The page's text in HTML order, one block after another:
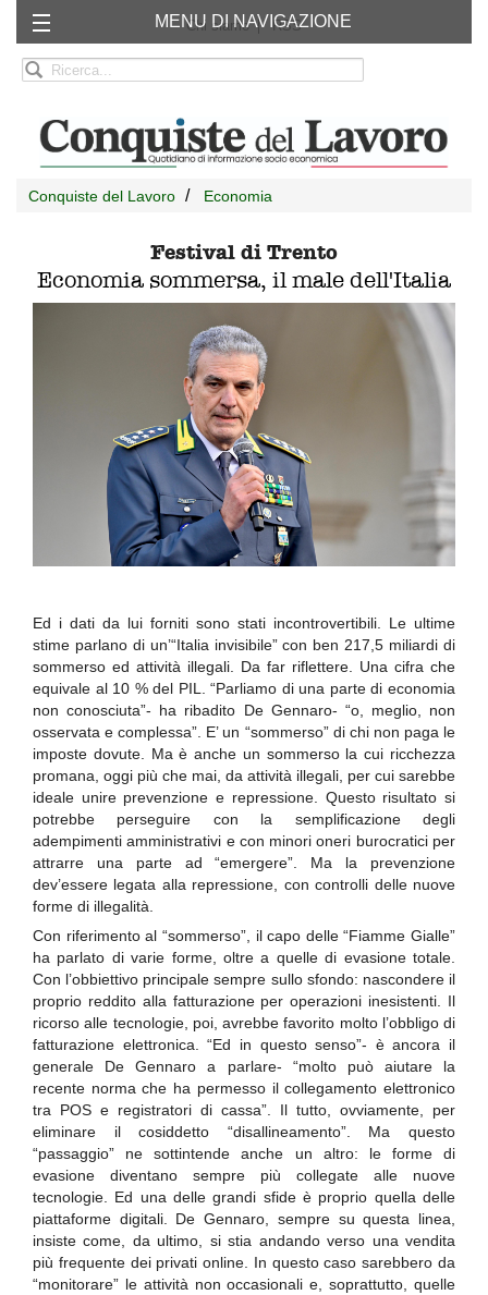
Chi siamo RSS
MENU DI NAVIGAZIONE
Conquiste del Lavoro Economia
Festival di Trento
Economia sommersa, il male dell'Italia
Ed i dati da lui forniti sono stati incontrovertibili. Le ultime
stime parlano di un’“Italia invisibile” con ben 217,5 miliardi di
sommerso ed attività illegali. Da far riflettere. Una cifra che
equivale al 10 % del PIL. “Parliamo di una parte di economia
non conosciuta”- ha ribadito De Gennaro- “o, meglio, non
osservata e complessa”. E’ un “sommerso” di chi non paga le
imposte dovute. Ma è anche un sommerso la cui ricchezza
promana, oggi più che mai, da attività illegali, per cui sarebbe
ideale unire prevenzione e repressione. Questo risultato si
potrebbe perseguire con la semplificazione degli
adempimenti amministrativi e con minori oneri burocratici per
attrarre una parte ad “emergere”. Ma la prevenzione
dev’essere legata alla repressione, con controlli delle nuove
forme di illegalità.
Con riferimento al “sommerso”, il capo delle “Fiamme Gialle”
ha parlato di varie forme, oltre a quelle di evasione totale.
Con l’obbiettivo principale sempre sullo sfondo: nascondere il
proprio reddito alla fatturazione per operazioni inesistenti. Il
ricorso alle tecnologie, poi, avrebbe favorito molto l’obbligo di
fatturazione elettronica. “Ed in questo senso”- è ancora il
generale De Gennaro a parlare- “molto può aiutare la
recente norma che ha permesso il collegamento elettronico
tra POS e registratori di cassa”. Il tutto, ovviamente, per
eliminare il cosiddetto “disallineamento”. Ma questo
“passaggio” ne sottintende anche un altro: le forme di
evasione diventano sempre più collegate alle nuove
tecnologie. Ed una delle grandi sfide è proprio quella delle
piattaforme digitali. De Gennaro, sempre su questa linea,
insiste come, da ultimo, si stia andando verso una vendita
più frequente dei privati online. In questo caso sarebbero da
“monitorare” le attività non occasionali e, soprattutto, quelle